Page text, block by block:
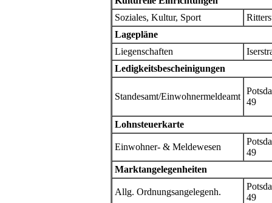
Soziales, Kultur, Sport
Lagepläne
Liegenschaften
Ledigkeitsbescheinigungen
Standesamt/Einwohnermeldeamt
49
Lohnsteuerkarte
Einwohner- & Meldewesen
49
Marktangelegenheiten
Allg. Ordnungsangelegenh.
49